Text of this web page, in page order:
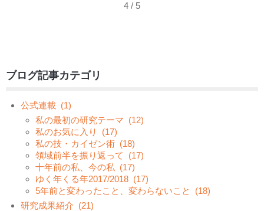
4 / 5
ブログ記事カテゴリ
公式連載 (1)
私の最初の研究テーマ (12)
私のお気に入り
(17)
私の技・カイゼン術 (18)
領域前半を振り返って
(17)
十年前の私、今の私 (17)
ゆく年くる年2017/2018 (17)
5年前と変わったこと、変わらないこと
(18)
研究成果紹介 (21)